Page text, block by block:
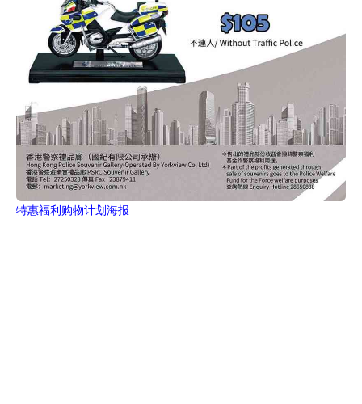
特惠福利购物计划海报